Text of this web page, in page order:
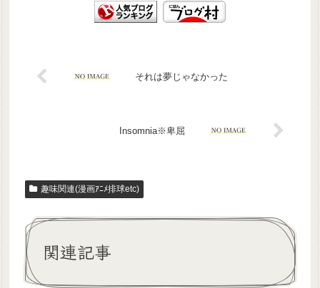
それは夢じゃなかった
Insomnia※卑屈
趣味関連(漫画ｱﾆﾒ排球etc)
関連記事